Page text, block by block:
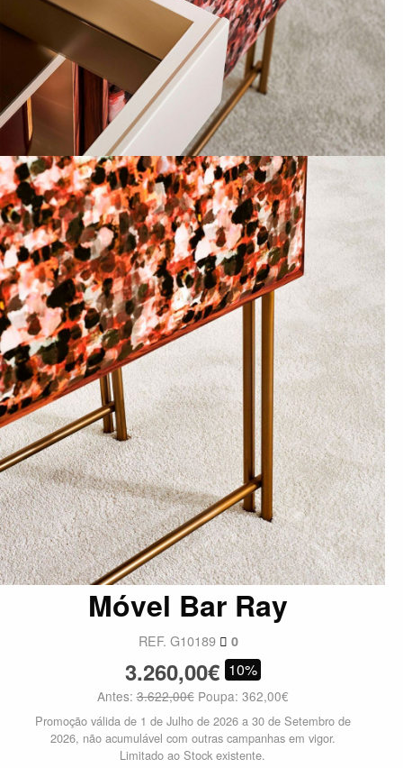
Móvel Bar Ray
REF. G10189 0
3.260,00€ 10%
Antes:3.622,00€ Poupa: 362,00€
Promoção válida de 1 de Julho de 2026 a 30 de Setembro de
2026, não acumulável com outras campanhas em vigor.
Limitado ao Stock existente.